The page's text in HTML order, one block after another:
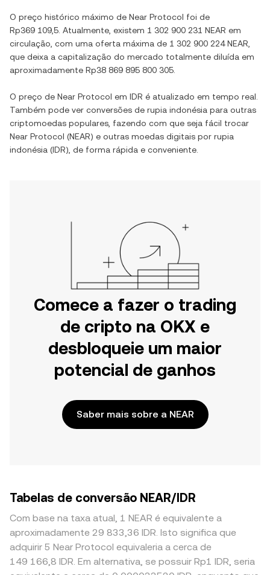
O preço histórico máximo de Near Protocol foi de
Rp369 109,5 . Atualmente, existem 1 302 900 231 NEAR em
circulação, com uma oferta máxima de 1 302 900 224 NEAR
que deixa a capitalização do mercado totalmente diluída em
aproximadamente Rp38 869 895 800 305
O preço de Near Protocol em IDR é atualizado em tempo real.
Também pode ver conversões de rupia indonésia para outras
criptomoedas populares, fazendo com que seja fácil trocar
Near Protocol (NEAR) e outras moedas digitais por rupia
indonésia (IDR), de forma rápida e conveniente.
Comece a fazer o trading
de cripto na OKX e
desbloqueie um maior
potencial de ganhos
Saber mais sobre a NEAR
Tabelas de conversão NEAR/IDR
Com base na taxa atual, 1 NEAR é equivalente a
aproximadamente 29 833,36 IDR. Isto significa que
adquirir 5 Near Protocol equivaleria a cerca de
149 166,8 IDR. Em alternativa, se possuir Rp1 IDR, seria